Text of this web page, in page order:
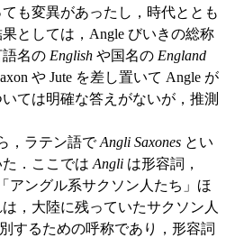
も変異があったし，時代ととも
としては，Angle びいきの総称
名の English や国名の England
や Jute を差し置いて Angle が
ては明確な答えがないが，推測
，ラテン語でAngli Saxones とい
．ここでは Angli は形容詞，
アングル系サクソン人たち」ほ
，大陸に残っていたサクソン人
するための呼称であり，形容詞